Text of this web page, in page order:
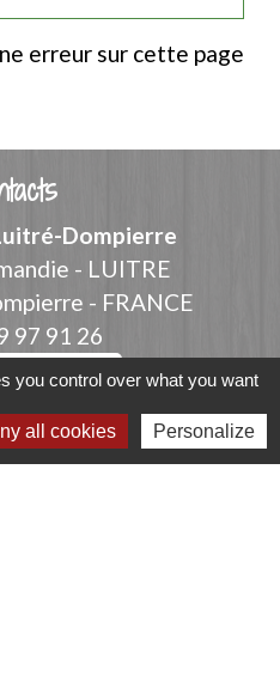
erreur sur cette page
Dompierre
- LUITRE
- FRANCE
97 91 26
formulaire
you control over what you want
all cookies Personalize